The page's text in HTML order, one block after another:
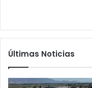
Últimas Noticias